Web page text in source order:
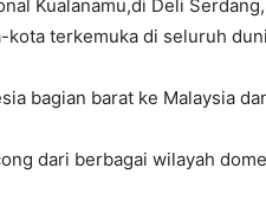
Kualanamu,di Deli
kota terkemuka di seluruh
bagian barat ke Malaysia
dari berbagai wilayah